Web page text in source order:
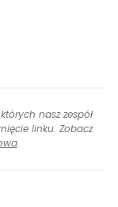
nasz zespół
linku. Zobacz
.